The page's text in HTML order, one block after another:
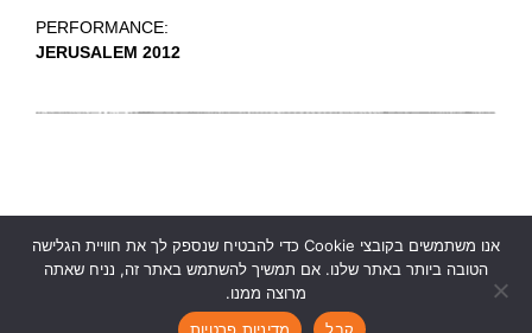
PERFORMANCE:
JERUSALEM 2012
Ruth Kanner Theatre Group|rktheatre@gmail.com
אנו משתמשים בקובצי Cookie כדי להבטיח שנספק לך את חוויית הגלישה
הטובה ביותר באתר שלנו. אם תמשיך להשתמש באתר זה, נניח שאתה
מרוצה ממנו.
קבל
מדיניות פרטיות